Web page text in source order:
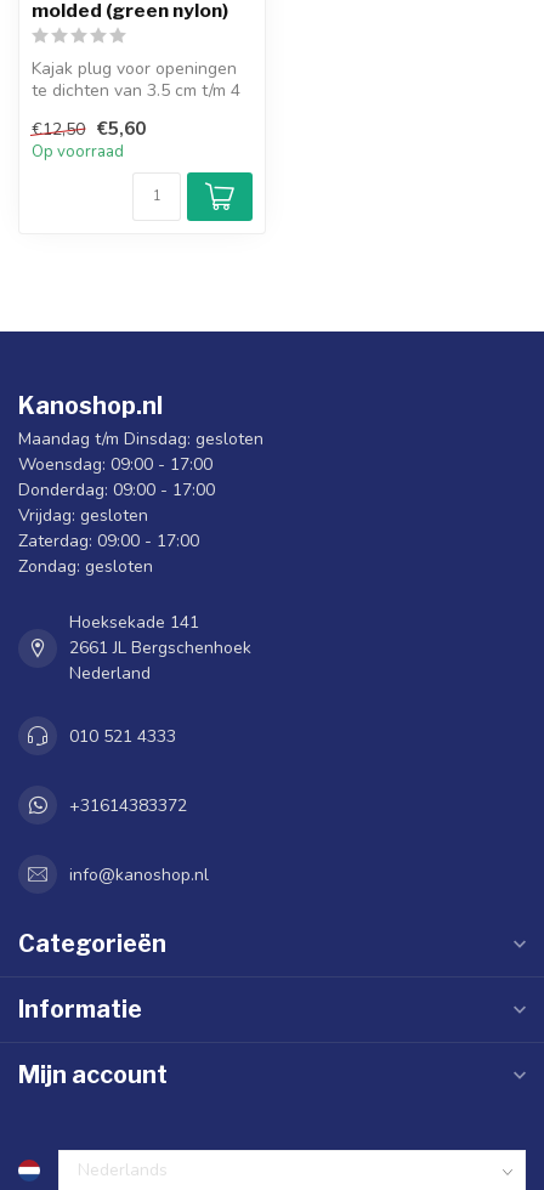
molded (green nylon)
Kajak plug voor openingen
te dichten van 3.5 cm t/m 4
€12,50 €5,60
Op voorraad
Kanoshop.nl
Maandag t/m Dinsdag: gesloten
Woensdag: 09:00 - 17:00
Donderdag: 09:00 - 17:00
Vrijdag: gesloten
Zaterdag: 09:00 - 17:00
Zondag: gesloten
Hoeksekade 141
2661 JL Bergschenhoek
Nederland
010 521 4333
+31614383372
info@kanoshop.nl
Categorieën
Informatie
Mijn account